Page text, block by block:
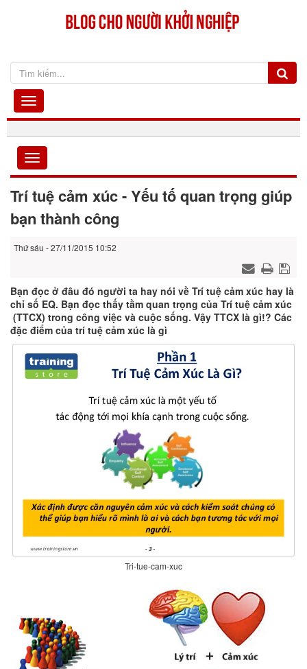
Trí tuệ cảm xúc - Yếu tố quan trọng giúp
bạn thành công
Thứ sáu - 27/11/2015 10:52
Bạn đọc ở đâu đó người ta hay nói về Trí tuệ cảm xúc hay là
chỉ số EQ. Bạn đọc thấy tầm quan trọng của Trí tuệ cảm xúc
(TTCX) trong công việc và cuộc sống. Vậy TTCX là gì!? Các
đặc điểm của trí tuệ cảm xúc là gì
Tri-tue-cam-xuc